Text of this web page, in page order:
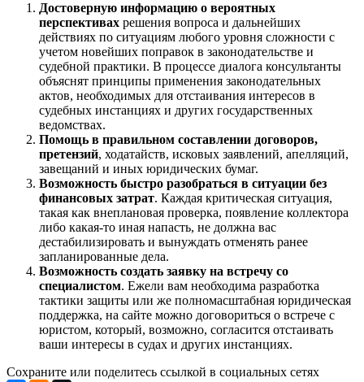
Достоверную информацию о вероятных
перспективах решения вопроса и дальнейших
действиях по ситуациям любого уровня сложности с
учетом новейших поправок в законодательстве и
судебной практики. В процессе диалога консультанты
объяснят принципы применения законодательных
актов, необходимых для отстаивания интересов в
судебных инстанциях и других государственных
ведомствах.
Помощь в правильном составлении договоров,
претензий, ходатайств, исковых заявлений, апелляций,
завещаний и иных юридических бумаг.
Возможность быстро разобраться в ситуации без
финансовых затрат. Каждая критическая ситуация,
такая как внеплановая проверка, появление коллектора
либо какая-то иная напасть, не должна вас
дестабилизировать и вынуждать отменять ранее
запланированные дела.
Возможность создать заявку на встречу со
специалистом. Ежели вам необходима разработка
тактики защиты или же полномасштабная юридическая
поддержка, на сайте можно договориться о встрече с
юристом, который, возможно, согласится отстаивать
ваши интересы в судах и других инстанциях.
Сохраните или поделитесь ссылкой в социальных сетях